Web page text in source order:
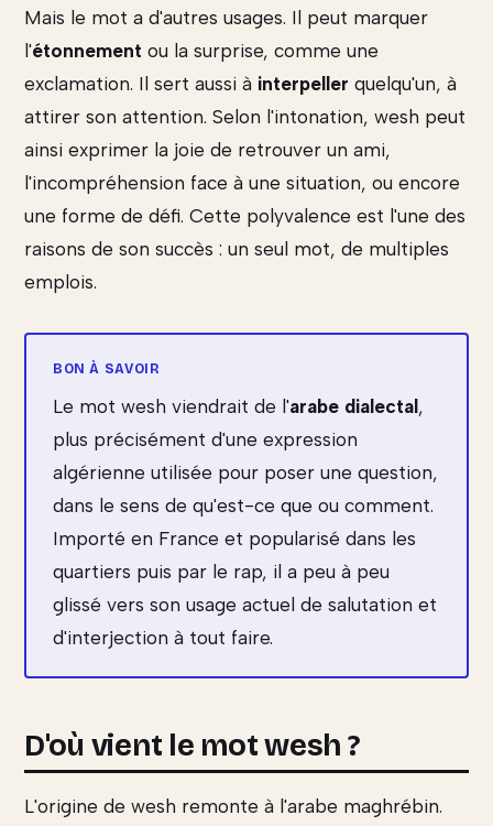
Mais le mot a d'autres usages. Il peut marquer
l'étonnement ou la surprise, comme une
exclamation. Il sert aussi à interpeller quelqu'un, à
attirer son attention. Selon l'intonation, wesh peut
ainsi exprimer la joie de retrouver un ami,
l'incompréhension face à une situation, ou encore
une forme de défi. Cette polyvalence est l'une des
raisons de son succès : un seul mot, de multiples
emplois.
Le mot wesh viendrait de l'arabe dialectal,
plus précisément d'une expression
algérienne utilisée pour poser une question,
dans le sens de qu'est-ce que ou comment.
Importé en France et popularisé dans les
quartiers puis par le rap, il a peu à peu
glissé vers son usage actuel de salutation et
d'interjection à tout faire.
D'où vient le mot wesh ?
L'origine de wesh remonte à l'arabe maghrébin.